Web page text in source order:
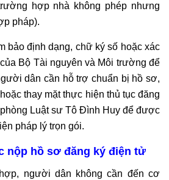
hợp nhà không phép nhưng
pháp).
bảo định dạng, chữ ký số hoặc xác
Bộ Tài nguyên và Môi trường để
dân cần hỗ trợ chuẩn bị hồ sơ,
thay mặt thực hiện thủ tục đăng
Luật sư Tô Đình Huy để được
pháp lý trọn gói.
nộp hồ sơ đăng ký điện tử
người dân không cần đến cơ